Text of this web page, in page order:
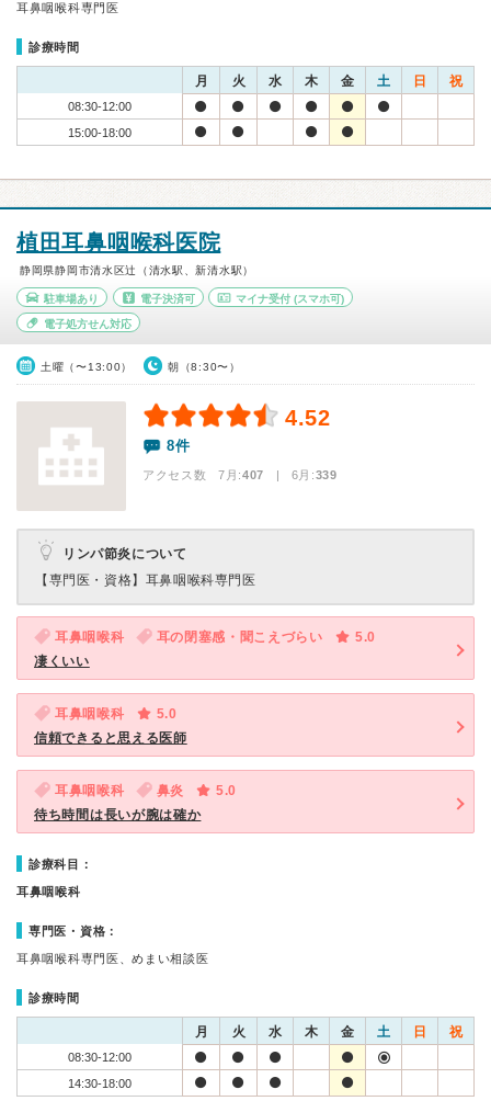
耳鼻咽喉科専門医
診療時間
月 火 水 木 金 土 日 祝
08:30-12:00
15:00-18:00
植田耳鼻咽喉科医院
静岡県静岡市清水区辻（清水駅、新清水駅）
駐車場あり 電子決済可 マイナ受付 (スマホ可)
電子処方せん対応
土曜（〜13:00） 朝（8:30〜）
4.52
8件
アクセス数 7月:407 | 6月:339
リンパ節炎について
【専門医・資格】 耳鼻咽喉科専門医
耳鼻咽喉科 耳の閉塞感・聞こえづらい
5.0
凄くいい
耳鼻咽喉科
5.0
信頼できると思える医師
耳鼻咽喉科 鼻炎
5.0
待ち時間は長いが腕は確か
診療科目：
耳鼻咽喉科
専門医・資格：
耳鼻咽喉科専門医、めまい相談医
診療時間
月 火 水 木 金 土 日 祝
08:30-12:00
14:30-18:00